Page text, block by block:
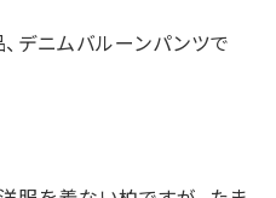
デニムバルーンパンツで